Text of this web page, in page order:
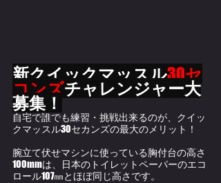
新クイックマッスル30セ
コンズチャレンジャー大
募集！
自宅で誰でも練習・挑戦出来るのが、クイッ
クマッスル30セカンズの最大のメリット！
腕立て伏せマシンに使っている胸付台の高さ
100mmは、日本のトイレットペーパーのエコ
ロール107㎜とほぼ同じ高さです。